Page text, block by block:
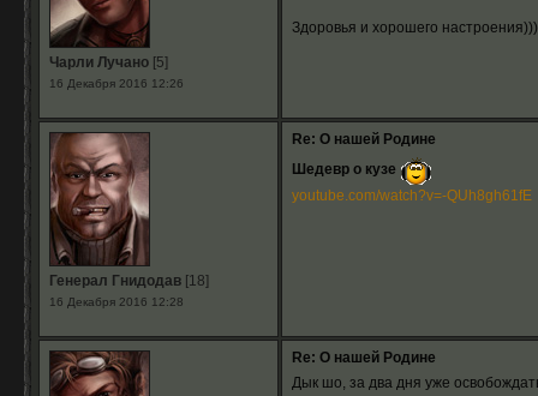
Чарли Лучано[5]
16 Декабря 2016 12:26
Здоровья и хорошего настроения)))
Генерал Гнидодав[18]
16 Декабря 2016 12:28
Re: О нашей Родине
Шедевр о кузе
youtube.com/watch?v=-QUh8gh61fE
Re: О нашей Родине
Дык шо, за два дня уже